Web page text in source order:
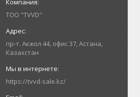
ТОО "TVVD"
пр-т. Акжол 44, офис 37, Астана,
Казахстан
https://tvvd-sale.kz/